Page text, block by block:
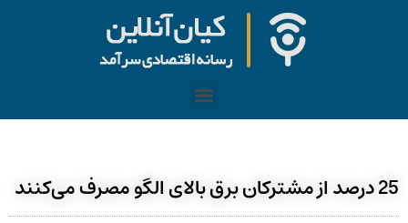
25 درصد از مشترکان برق بالای الگو مصرف می‌کنند